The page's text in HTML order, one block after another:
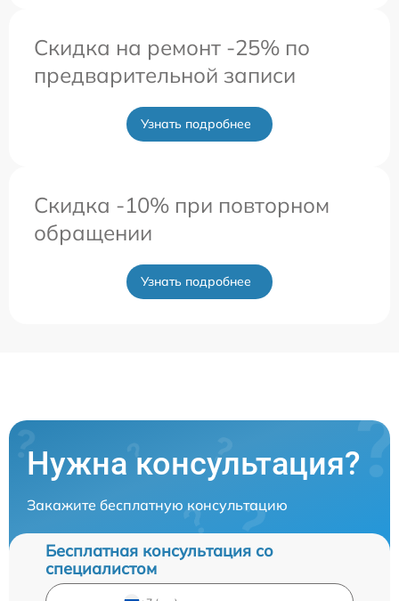
Скидка на ремонт -25% по
предварительной записи
Узнать подробнее
Скидка -10% при повторном
обращении
Узнать подробнее
Нужна консультация?
Закажите бесплатную консультацию
Бесплатная консультация со
специалистом